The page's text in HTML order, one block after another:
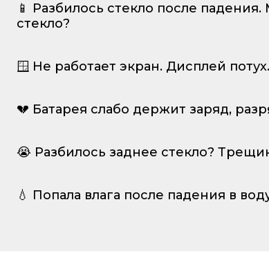
📱 Разбилось стекло после
стекло?
🪟 Не работает экран. Дисплей
💔 Батарея слабо держит заряд,
😭 Разбилось заднее стекло?
💧 Попала влага после падения в